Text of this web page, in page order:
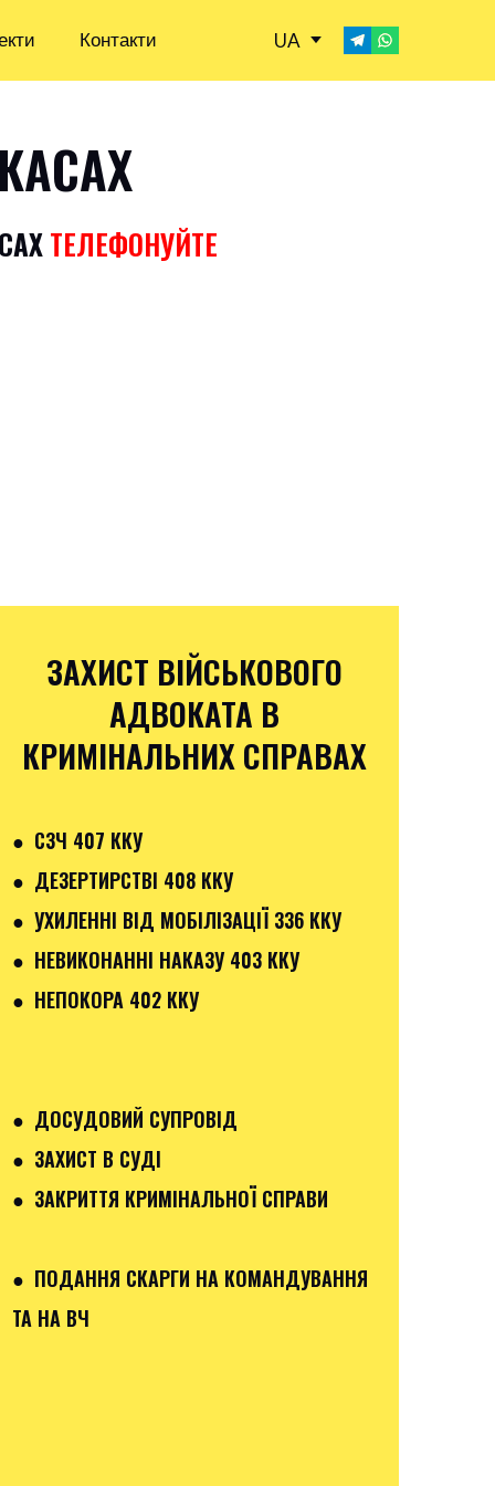
Контакти UA
ТЕЛЕФОНУЙТЕ
ЗАХИСТ ВІЙСЬКОВОГО
АДВОКАТА В
КРИМІНАЛЬНИХ СПРАВАХ
● СЗЧ 407 ККУ
● ДЕЗЕРТИРСТВІ 408 ККУ
● УХИЛЕННІ ВІД МОБІЛІЗАЦІЇ 336 ККУ
● НЕВИКОНАННІ НАКАЗУ 403 ККУ
● НЕПОКОРА 402 ККУ
● ДОСУДОВИЙ СУПРОВІД
● ЗАХИСТ В СУДІ
● ЗАКРИТТЯ КРИМІНАЛЬНОЇ СПРАВИ
● ПОДАННЯ СКАРГИ НА КОМАНДУВАННЯ
ТА НА ВЧ